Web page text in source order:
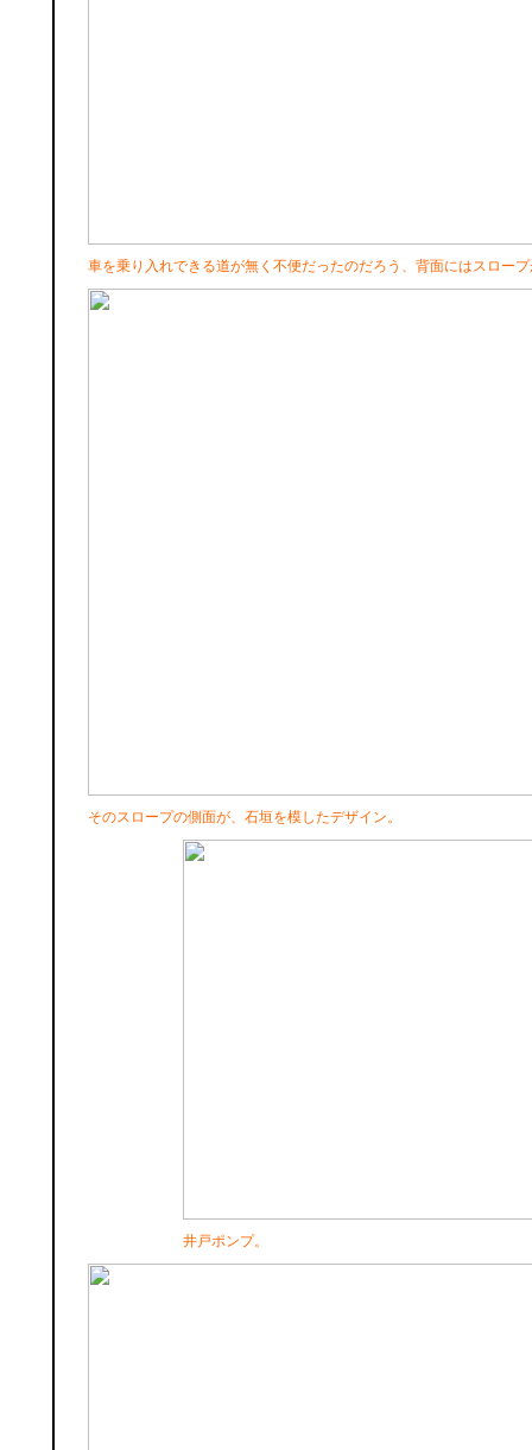
車を乗り入れできる道が無く不便だったのだろう、背面にはスロー
そのスロープの側面が、石垣を模したデザイン。
井戸ポンプ。